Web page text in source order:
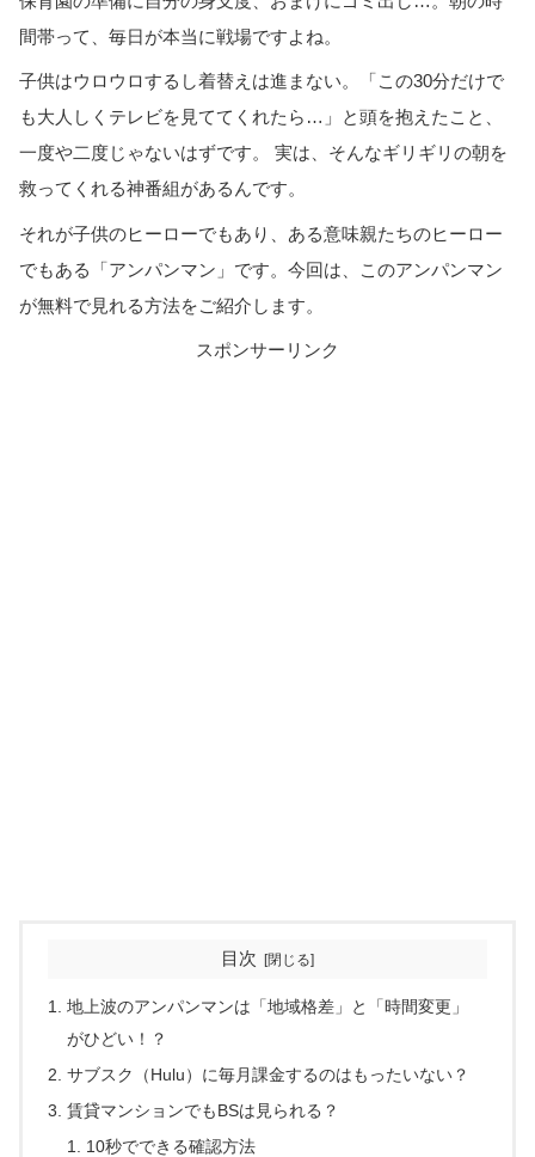
間帯って、毎日が本当に戦場ですよね。
子供はウロウロするし着替えは進まない。「この30分だけで
も大人しくテレビを見ててくれたら…」と頭を抱えたこと、
一度や二度じゃないはずです。 実は、そんなギリギリの朝を
救ってくれる神番組があるんです。
それが子供のヒーローでもあり、ある意味親たちのヒーロー
でもある「アンパンマン」です。今回は、このアンパンマン
が無料で見れる方法をご紹介します。
スポンサーリンク
目次
地上波のアンパンマンは「地域格差」と「時間変更」
がひどい！？
サブスク（Hulu）に毎月課金するのはもったいない？
賃貸マンションでもBSは見られる？
10秒でできる確認方法